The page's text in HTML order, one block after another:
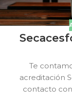
Te
acreditación
contacto